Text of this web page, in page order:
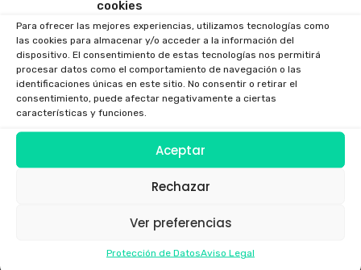
cookies
Para ofrecer las mejores experiencias, utilizamos tecnologías como
las cookies para almacenar y/o acceder a la información del
dispositivo. El consentimiento de estas tecnologías nos permitirá
procesar datos como el comportamiento de navegación o las
identificaciones únicas en este sitio. No consentir o retirar el
consentimiento, puede afectar negativamente a ciertas
características y funciones.
Aceptar
Rechazar
Ver preferencias
Protección de DatosAviso Legal
FESTIVAL AEREO(3)
GAFAS DRONES(1) GAFAS FPV(1)
GAFAS INMERSIVAS (1) GALICIA(3) GOGGLES(1)
LEY(2) LEY DRONES(3) LEY DRONES 2018
LEY RPAS(3) LEY UAV(3) NORMATIVA(3)
PLANIFICADOR ENAIRE DRONES
PLANIFICADOR OPERACIONES DRONES(1)
PLANIFICADOR VUELOS DRONES(2)